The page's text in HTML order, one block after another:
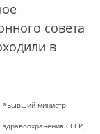
совета
в
*Бывший министр
здравоохранения СССР,